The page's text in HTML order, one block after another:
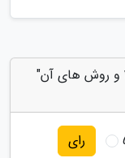
به "همه چیز درباره مهاجرت به سوئد 2025 و روش های آن"
رای